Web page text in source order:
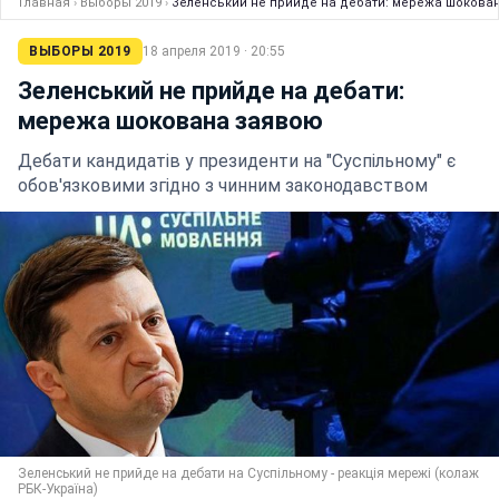
Главная › Выборы 2019 › Зеленський не прийде на дебати: мережа
ВЫБОРЫ 2019 18 апреля 2019 · 20:55
Зеленський не прийде на дебати:
мережа шокована заявою
Дебати кандидатів у президенти на "Суспільному" є
обов'язковими згідно з чинним законодавством
Зеленський не прийде на дебати на Суспільному - реакція мережі (колаж
РБК-Україна)